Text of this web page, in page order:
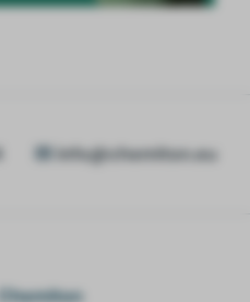
info@chemiton.eu
Chemiton